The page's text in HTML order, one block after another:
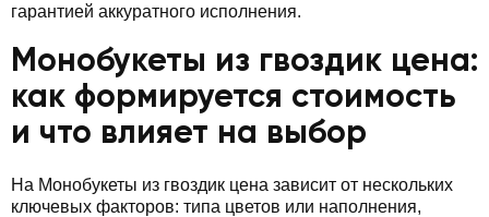
гарантией аккуратного исполнения.
Монобукеты из гвоздик цена:
как формируется стоимость
и что влияет на выбор
На Монобукеты из гвоздик цена зависит от нескольких
ключевых факторов: типа цветов или наполнения,